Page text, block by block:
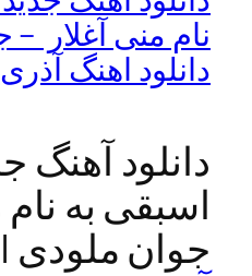
آغلار – جوان
اهنگ آذری
آهنگ جدید
به نام منی
ملودی |